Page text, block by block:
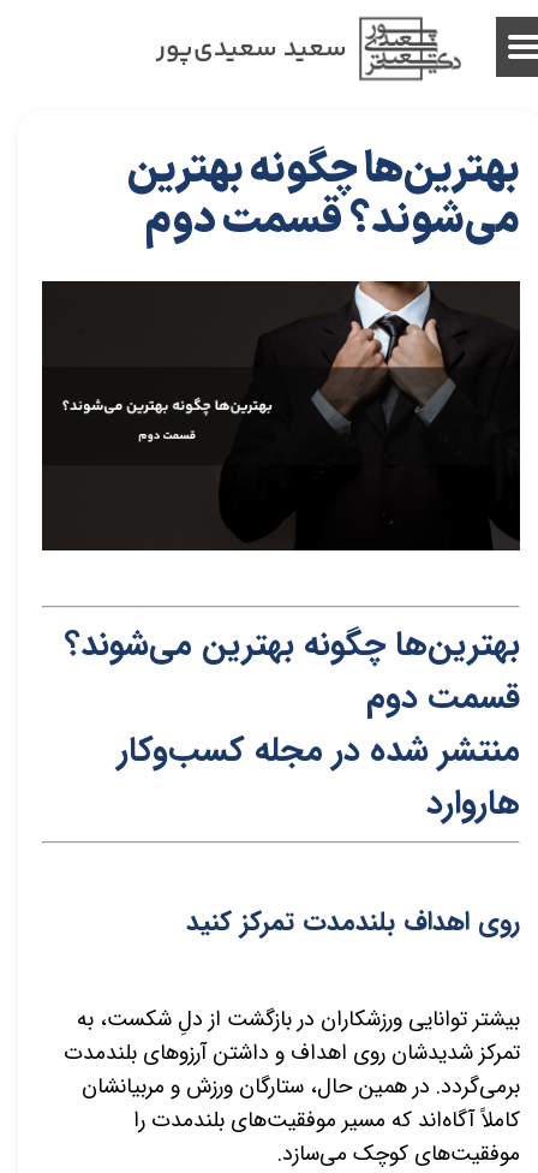
سعید سعیدی‌پور
بهترین‌ها چگونه بهترین
می‌شوند؟ قسمت دوم
بهترین‌ها چگونه بهترین می‌شوند؟
قسمت دوم
منتشر شده در مجله کسب‌و‌کار
هاروارد
روی اهداف بلندمدت تمرکز کنید
بیشتر توانایی ورزشکاران در بازگشت از دلِ شکست، به
تمرکز شدیدشان روی اهداف و داشتن آرزوهای بلندمدت
برمی‌گردد. در همین حال، ستارگان ورزش و مربیانشان
کاملاً آگاه‌اند که مسیر موفقیت‌های بلندمدت را
موفقیت‌های کوچک می‌سازد.